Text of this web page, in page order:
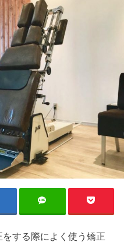
する際によく使う矯正